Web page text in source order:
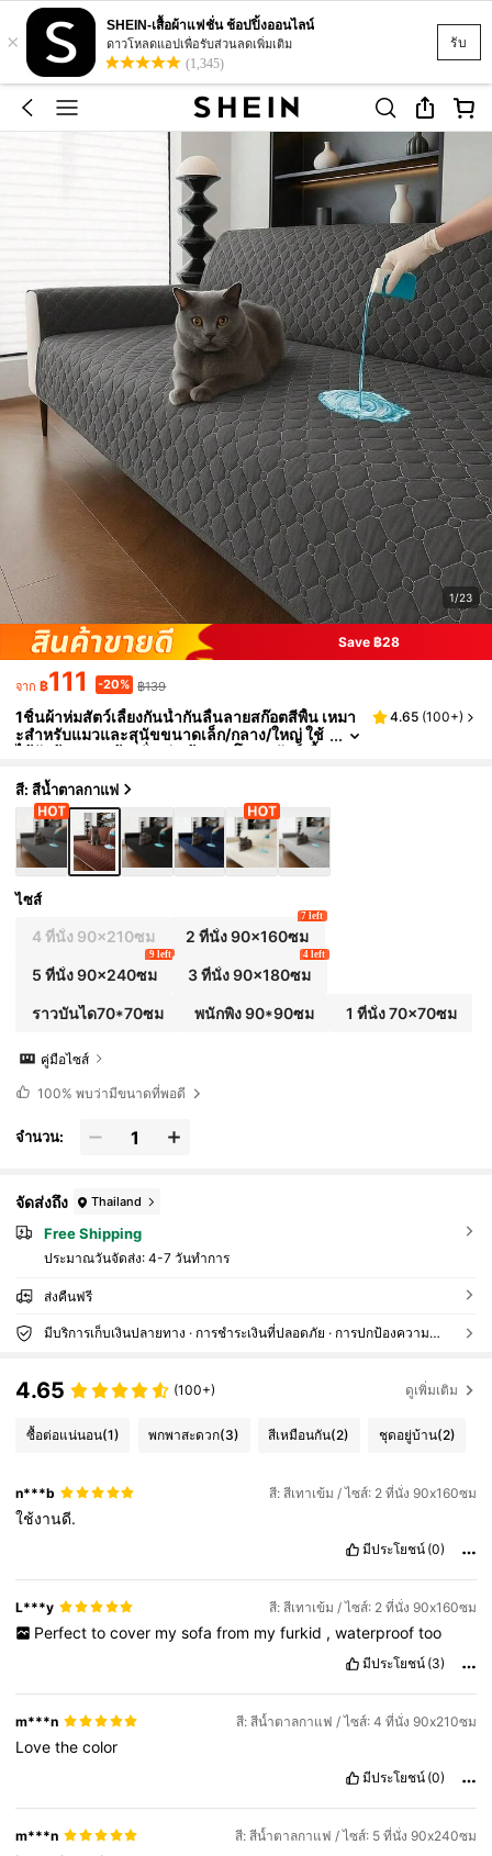
รับ
×
SHEIN-เสื้อผ้าแฟชั่น ช้อปปิ้งออนไลน์
ดาวโหลดแอปเพื่อรับส่วนลดเพิ่มเติม
(1,345)
1/23
Save ฿28
จาก ฿111 -20% ฿139
1ชิ้นผ้าห่มสัตว์เลี้ยงกันน้ำกันลื่นลายสก๊อตสีพื้น เหมา
ะสำหรับแมวและสุนัขขนาดเล็ก/กลาง/ใหญ่ ใช้
ได้กับห้องนอน ห้องนั่งเล่น ผ้าคลุมโซฟาสัตว์เลี้ย
4.65 (100+)
สี: สีน้ำตาลกาแฟ
ไซส์
4 ที่นั่ง 90x210ซม 2 ที่นั่ง 90x160ซม
7 left
5 ที่นั่ง 90x240ซม
9 left
3 ที่นั่ง 90x180ซม
4 left
ราวบันได70*70ซม พนักพิง 90*90ซม 1 ที่นั่ง 70x70ซม
คู่มือไซส์
100% พบว่ามีขนาดที่พอดี
จำนวน:
จัดส่งถึง Thailand
Free Shipping
ประมาณวันจัดส่ง: 4-7 วันทำการ
ส่งคืนฟรี
มีบริการเก็บเงินปลายทาง · การชำระเงินที่ปลอดภัย · การปกป้องความเป็นส่วนตัว
4.65 (100+) ดูเพิ่มเติม
ซื้อต่อแน่นอน(1) พกพาสะดวก(3) สีเหมือนกัน(2) ชุดอยู่บ้าน(2)
n***b สี: สีเทาเข้ม / ไซส์: 2 ที่นั่ง 90x160ซม
ใช้งานดี.
มีประโยชน์ (0)
L***y สี: สีเทาเข้ม / ไซส์: 2 ที่นั่ง 90x160ซม
Perfect to cover my sofa from my furkid , waterproof too
มีประโยชน์ (3)
m***n สี: สีน้ำตาลกาแฟ / ไซส์: 4 ที่นั่ง 90x210ซม
Lovethecolor
มีประโยชน์ (0)
m***n สี: สีน้ำตาลกาแฟ / ไซส์: 5 ที่นั่ง 90x240ซม